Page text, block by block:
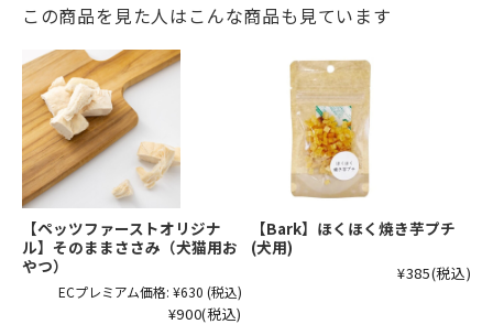
この商品を見た人はこんな商品も見ています
【ペッツファーストオリジナ
ル】そのままささみ（犬猫用お
やつ）
ECプレミアム価格: ¥630 (税込)
¥900(税込)
【Bark】ほくほく焼き芋プチ
(犬用)
¥385(税込)